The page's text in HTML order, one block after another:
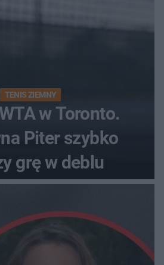
TENIS ZIEMNY
w Toronto.
Piter szybko
grę w deblu